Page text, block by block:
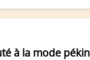
à la mode pékin